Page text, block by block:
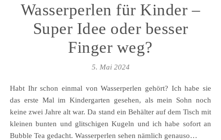
Wasserperlen für Kinder –
Super Idee oder besser
Finger weg?
5. Mai 2024
Habt Ihr schon einmal von Wasserperlen gehört? Ich habe sie
das erste Mal im Kindergarten gesehen, als mein Sohn noch
keine zwei Jahre alt war. Da stand ein Behälter auf dem Tisch mit
kleinen bunten und glitschigen Kugeln und ich habe sofort an
Bubble Tea gedacht. Wasserperlen sehen nämlich genauso…